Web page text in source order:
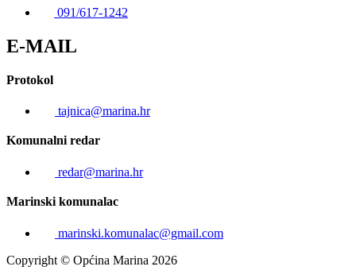
091/617-1242
E-MAIL
Protokol
tajnica@marina.hr
Komunalni redar
redar@marina.hr
Marinski komunalac
marinski.komunalac@gmail.com
Copyright © Općina Marina 2026